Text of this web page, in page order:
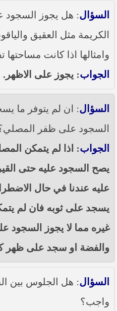
السؤال: هل يجوز السجود
الكريمة مثل العقيق
وامثالها اذا كانت
الجواب: يجوز على الاظهر.
السؤال: ان لم يتوفر ما
السجود على ظفر
الجواب: اذا لم يتمكن
يصح السجود عليه حتى
عليه عندنا في حال
يسجد على ثوبه فان لم
غيره مما لا يجوز السجود
والفضة او سجد على ظهر
السؤال: هل الجلوس بين
واجب؟